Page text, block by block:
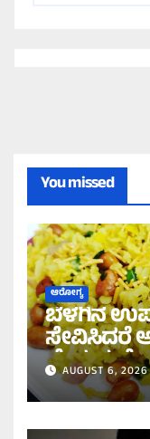
You missed
ಆರೋಗ್ಯ
ಬೆಳಗಿನ
ಸೇವಿಸಿದರೆ
AUGUST 6, 2026